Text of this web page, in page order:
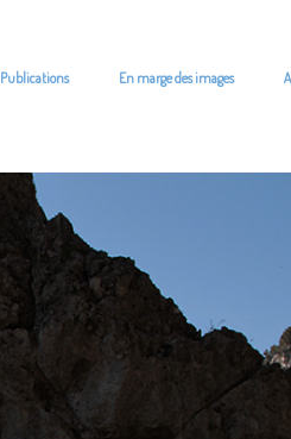
Publications En marge des images